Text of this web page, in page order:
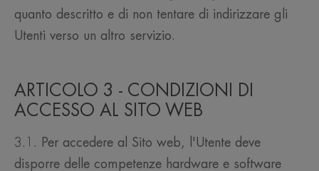
quanto descritto e di non tentare di indirizzare gli
Utenti verso un altro servizio.
ARTICOLO 3 - CONDIZIONI DI
ACCESSO AL SITO WEB
3.1. Per accedere al Sito web, l'Utente deve
disporre delle competenze hardware e software